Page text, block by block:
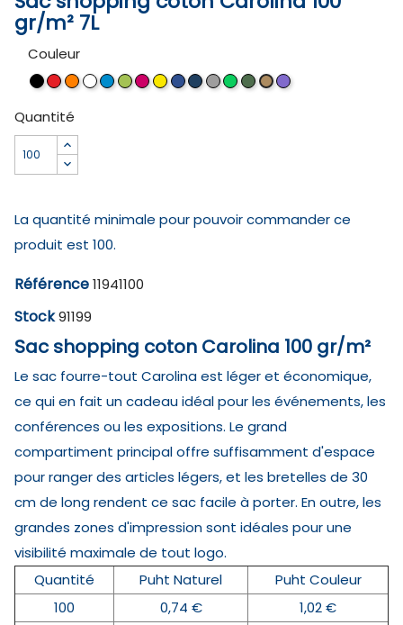
gr/m² 7L
Couleur
NoirRouge
Orange
Blanc
BleuCitronMagenta
Jaune
BleuMarine
GrisVertVertNaturelLavande
Quantité
La quantité minimale pour pouvoir commander ce
produit est 100.
Référence11941100
Stock91199
Sac shopping coton Carolina 100 gr/m²
Le sac fourre-tout Carolina est léger et économique,
ce qui en fait un cadeau idéal pour les événements, les
conférences ou les expositions. Le grand
compartiment principal offre suffisamment d'espace
pour ranger des articles légers, et les bretelles de 30
cm de long rendent ce sac facile à porter. En outre, les
grandes zones d'impression sont idéales pour une
visibilité maximale de tout logo.
Quantité
Puht Naturel
Puht Couleur
100
0,74 €
1,02 €